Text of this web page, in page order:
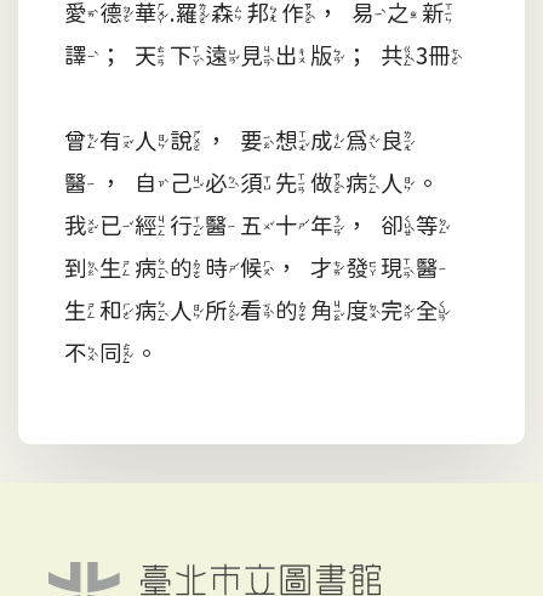
愛德華.羅森邦作，易之新
譯；天下遠見出版；共3冊
曾有人說，要想成為良
醫，自己必須先做病人。
我已經行醫五十年，卻等
到生病的時候，才發現醫
生和病人所看的角度完全
不同。